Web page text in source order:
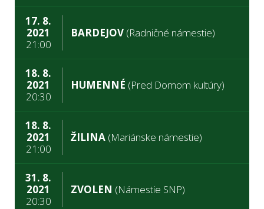
17. 8.
2021
21:00
BARDEJOV (Radničné námestie)
18. 8.
2021
20:30
HUMENNÉ (Pred Domom kultúry)
18. 8.
2021
21:00
ŽILINA (Mariánske námestie)
31. 8.
2021
20:30
ZVOLEN (Námestie SNP)